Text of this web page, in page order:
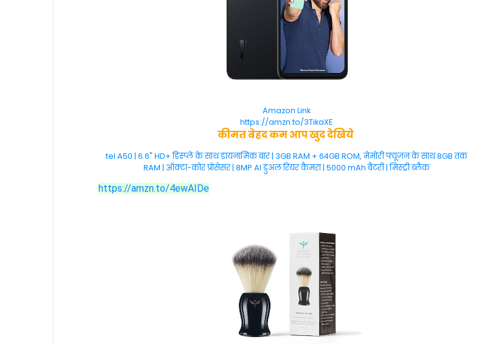
Amazon Link
https://amzn.to/3TikaXE
कीमत बेहद कम आप खुद देखिये
tel A50 | 6.6" HD+ डिस्प्ले के साथ डायनामिक बार | 3GB RAM + 64GB ROM, मेमोरी फ्यूज़न के साथ 8GB तक
RAM | ऑक्टा-कोर प्रोसेसर | 8MP AI डुअल रियर कैमरा | 5000 mAh बैटरी | मिस्ट्री ब्लैक
https://amzn.to/4ewAIDe